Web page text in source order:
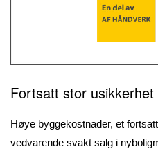
Fortsatt stor usikkerhet
Høye byggekostnader, et
vedvarende svakt salg i